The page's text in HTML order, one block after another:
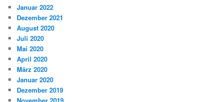
Januar 2022
Dezember 2021
August 2020
Juli 2020
Mai 2020
April 2020
März 2020
Januar 2020
Dezember 2019
November 2019